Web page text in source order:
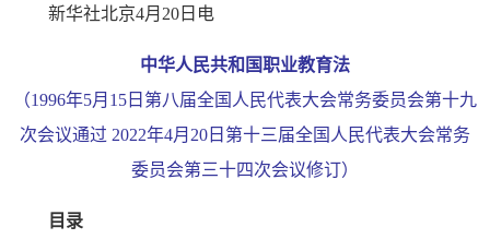
新华社北京4月20日电
中华人民共和国职业教育法
（1996年5月15日第八届全国人民代表大会常务委员会第十九
次会议通过 2022年4月20日第十三届全国人民代表大会常务
委员会第三十四次会议修订）
目录